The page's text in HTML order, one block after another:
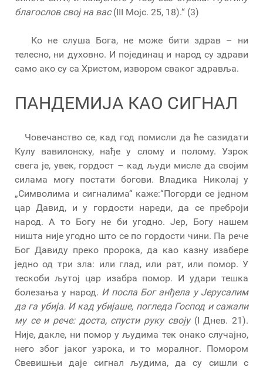
благослов свој на вас(III Мојс. 25, 18).“ (3)
Ко не слуша Бога, не може бити здрав – ни
телесно, ни духовно. И појединац и народ су здрави
само ако су са Христом, извором сваког здравља.
ПАНДЕМИЈА КАО СИГНАЛ
Човечанство се, кад год помисли да ће сазидати
Кулу вавилонску, нађе у слому и полому. Узрок
свега је, увек, гордост – кад људи мисле да својим
силама могу постати богови. Владика Николај у
„Символима и сигналима“ каже:“Погорди се једном
цар Давид, и у гордости нареди, да се преброји
народ. А то Богу не би угодно. Јер, Богу нашем
ништа није угодно што се по гордости чини. Па рече
Бог Давиду преко пророка, да као казну изабере
једно од три зла: или глад, или рат, или помор. У
тескоби љутој цар изабра помор. И удари тешка
болезања у народ. И посла Бог анђела у Јерусалим
да га убија. И кад убијаше, погледа Господ и сажали
му се и рече: доста, спусти руку своју(I Днев. 21).
Није, дакле, ни помор у људима тек онако случајно,
него због јаког узрока, и то моралног. Помором
Свевишњи даје сигнал људима, да су сишли с